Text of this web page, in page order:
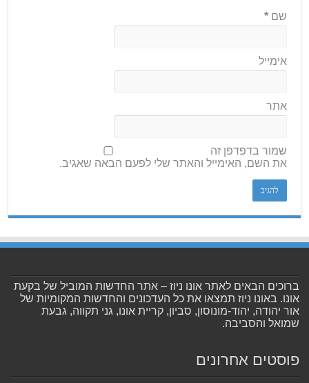
שם*
אימייל
אתר
שמור בדפדפן זה
את השם, האימייל והאתר שלי לפעם הבאה שאגיב.
ברוכים הבאים לאתר אונו ניוז – אתר החדשות המוביל של בקעת
אונו. באונו ניוז תמצאו את כל העדכונים והחדשות המקומיות של
אור יהודה, יהוד-מונוסון, סביון, קריית אונו, גני תקווה, גבעת
שמואל והסביבה.
פוסטים אחרונים